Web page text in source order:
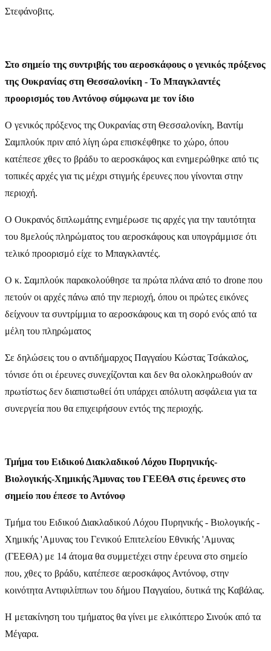
Στεφάνοβιτς.
Στο σημείο της συντριβής του αεροσκάφους ο γενικός πρόξενος
της Ουκρανίας στη Θεσσαλονίκη - Το Μπαγκλαντές
προορισμός του Αντόνοφ σύμφωνα με τον ίδιο
O γενικός πρόξενος της Ουκρανίας στη Θεσσαλονίκη, Βαντίμ
Σαμπλούκ πριν από λίγη ώρα επισκέφθηκε το χώρο, όπου
κατέπεσε χθες το βράδυ το αεροσκάφος και ενημερώθηκε από τις
τοπικές αρχές για τις μέχρι στιγμής έρευνες που γίνονται στην
περιοχή.
Ο Ουκρανός διπλωμάτης ενημέρωσε τις αρχές για την ταυτότητα
του 8μελούς πληρώματος του αεροσκάφους και υπογράμμισε ότι
τελικό προορισμό είχε το Μπαγκλαντές.
Ο κ. Σαμπλούκ παρακολούθησε τα πρώτα πλάνα από το drone που
πετούν οι αρχές πάνω από την περιοχή, όπου οι πρώτες εικόνες
δείχνουν τα συντρίμμια το αεροσκάφους και τη σορό ενός από τα
μέλη του πληρώματος
Σε δηλώσεις του ο αντιδήμαρχος Παγγαίου Κώστας Τσάκαλος,
τόνισε ότι οι έρευνες συνεχίζονται και δεν θα ολοκληρωθούν αν
πρωτίστως δεν διαπιστωθεί ότι υπάρχει απόλυτη ασφάλεια για τα
συνεργεία που θα επιχειρήσουν εντός της περιοχής.
Τμήμα του Ειδικού Διακλαδικού Λόχου Πυρηνικής-
Βιολογικής-Χημικής Άμυνας του ΓΕΕΘΑ στις έρευνες στο
σημείο που έπεσε το Αντόνοφ
Τμήμα του Ειδικού Διακλαδικού Λόχου Πυρηνικής - Βιολογικής -
Χημικής 'Αμυνας του Γενικού Επιτελείου Εθνικής 'Αμυνας
(ΓΕΕΘΑ) με 14 άτομα θα συμμετέχει στην έρευνα στο σημείο
που, χθες το βράδυ, κατέπεσε αεροσκάφος Αντόνοφ, στην
κοινότητα Αντιφιλίππων του δήμου Παγγαίου, δυτικά της Καβάλας.
Η μετακίνηση του τμήματος θα γίνει με ελικόπτερο Σινούκ από τα
Μέγαρα.